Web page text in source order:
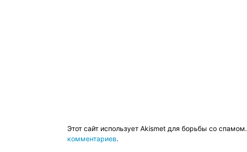
Этот сайт использует Akismet для борьбы со спамом.
комментариев.